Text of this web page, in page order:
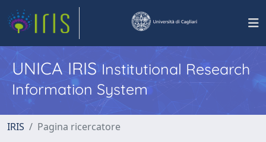
UNICA IRISInstitutional Research
Information System
IRIS Pagina ricercatore